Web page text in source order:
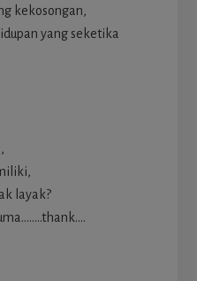
kekosongan,
yang seketika
layak?